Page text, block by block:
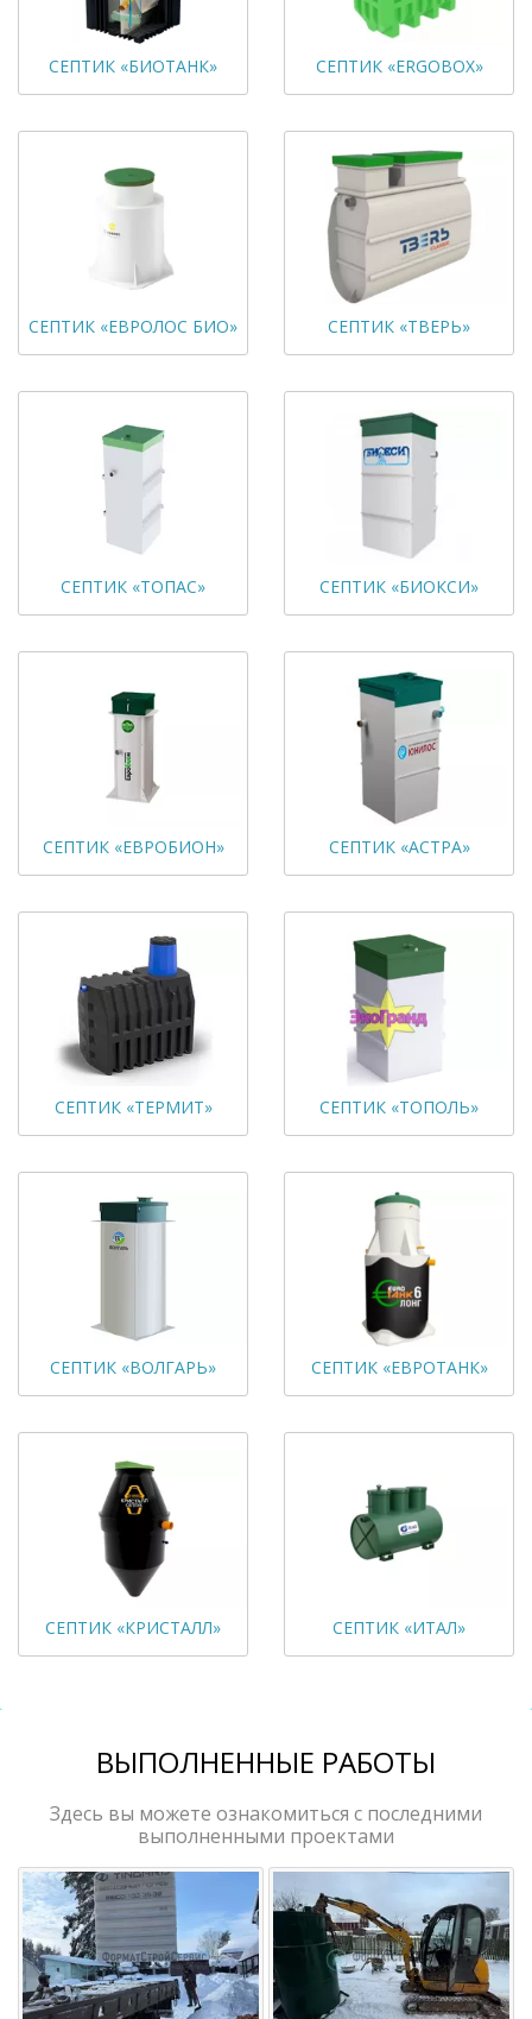
СЕПТИК «БИОТАНК» СЕПТИК «ERGOBOX»
СЕПТИК «ЕВРОЛОС БИО» СЕПТИК «ТВЕРЬ»
СЕПТИК «ТОПАС» СЕПТИК «БИОКСИ»
СЕПТИК «ЕВРОБИОН» СЕПТИК «АСТРА»
СЕПТИК «ТЕРМИТ» СЕПТИК «ТОПОЛЬ»
СЕПТИК «ВОЛГАРЬ» СЕПТИК «ЕВРОТАНК»
СЕПТИК «КРИСТАЛЛ» СЕПТИК «ИТАЛ»
ВЫПОЛНЕННЫЕ РАБОТЫ
Здесь вы можете ознакомиться с последними
выполненными проектами